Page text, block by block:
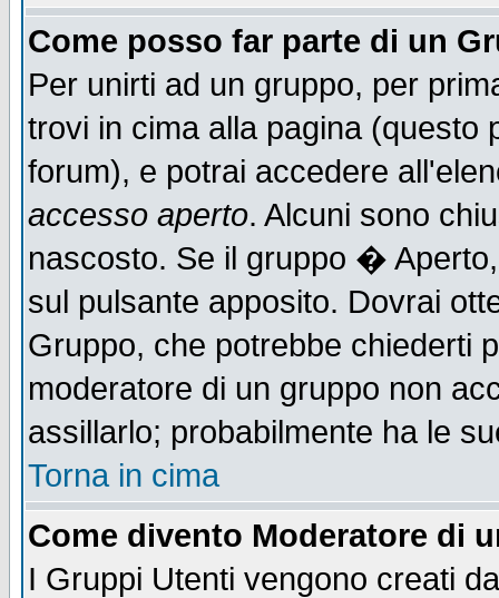
Come posso far parte di un
Per unirti ad un gruppo, per
trovi in cima alla pagina
forum), e potrai accedere
accesso aperto. Alcuni sono
nascosto. Se il gruppo �
sul pulsante apposito. Dovrai
Gruppo, che potrebbe chiederti
moderatore di un gruppo non
assillarlo; probabilmente ha le
Torna in cima
Come divento Moderatore di
I Gruppi Utenti vengono creati